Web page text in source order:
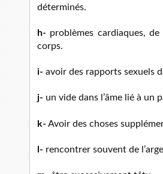
déterminés.
h- problèmes cardiaques,
corps.
i- avoir des rapports sexuels
j- un vide dans l’âme lié à un
k- Avoir des choses
l- rencontrer souvent de